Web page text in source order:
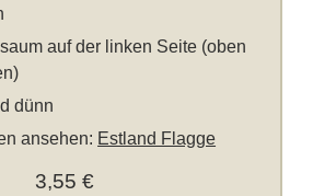
auf der linken Seite (oben
dünn
ansehen: Estland Flagge
3,55 €